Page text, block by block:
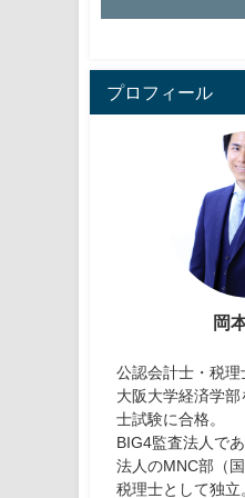
プロフィール
岡
公認会計士・税理
大阪大学経済学
士試験に合格。
BIG4監査法人で
法人のMNC部（
税理士として独立